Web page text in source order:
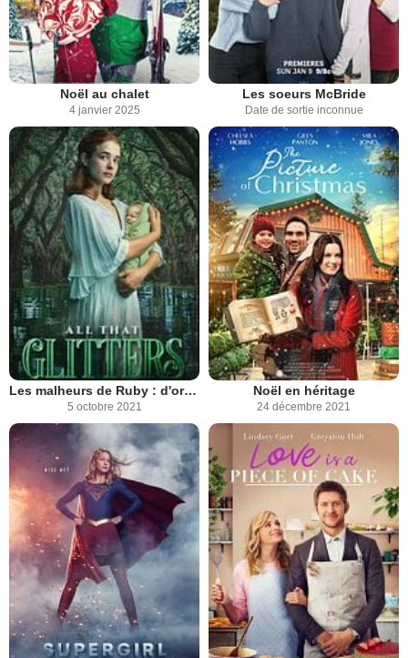
Noël au chalet
4 janvier 2025
Les soeurs McBride
Date de sortie inconnue
Les malheurs de Ruby : d'or et de lumière
5 octobre 2021
Noël en héritage
24 décembre 2021